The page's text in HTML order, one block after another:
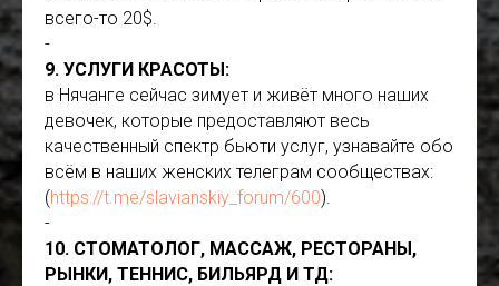
всего-то 20$.
-
9. УСЛУГИ КРАСОТЫ:
в Нячанге сейчас зимует и живёт много наших
девочек, которые предоставляют весь
качественный спектр бьюти услуг, узнавайте обо
всём в наших женских телеграм сообществах:
(https://t.me/slavianskiy_forum/600).
-
10. СТОМАТОЛОГ, МАССАЖ, РЕСТОРАНЫ,
РЫНКИ, ТЕННИС, БИЛЬЯРД И ТД: